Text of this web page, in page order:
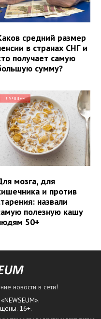
средний размер
в странах СНГ и
получает самую
сумму?
ЛУЧШЕЕ
мозга, для
и против
назвали
полезную кашу
50+
новости в сети!
16+.